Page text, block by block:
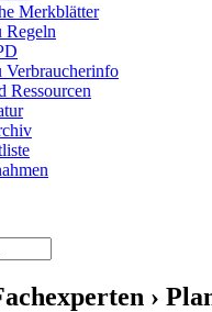
Merkblätter
Regeln
Verbraucherinfo
Ressourcen
›